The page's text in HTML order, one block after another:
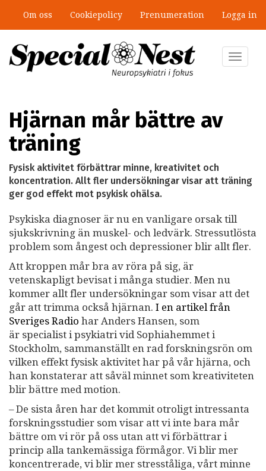
huvudinnehåll
Om oss Cookiepolicy Prenumeration Logga in
Toggle
Hjärnan mår bättre av
träning
Fysisk aktivitet förbättrar minne, kreativitet och
koncentration. Allt fler undersökningar visar att träning
ger god effekt mot psykisk ohälsa.
Psykiska diagnoser är nu en vanligare orsak till
sjukskrivning än muskel- och ledvärk. Stressutlösta
problem som ångest och depressioner blir allt fler.
Att kroppen mår bra av röra på sig, är
vetenskapligt bevisat i många studier. Men nu
kommer allt fler undersökningar som visar att det
går att trimma också hjärnan. I en artikel från
Sveriges Radio har Anders Hansen, som
är specialist i psykiatri vid Sophiahemmet i
Stockholm, sammanställt en rad forskningsrön om
vilken effekt fysisk aktivitet har på vår hjärna, och
han konstaterar att såväl minnet som kreativiteten
blir bättre med motion.
– De sista åren har det kommit otroligt intressanta
forskningsstudier som visar att vi inte bara mår
bättre om vi rör på oss utan att vi förbättrar i
princip alla tankemässiga förmågor. Vi blir mer
koncentrerade, vi blir mer stresståliga, vårt minne